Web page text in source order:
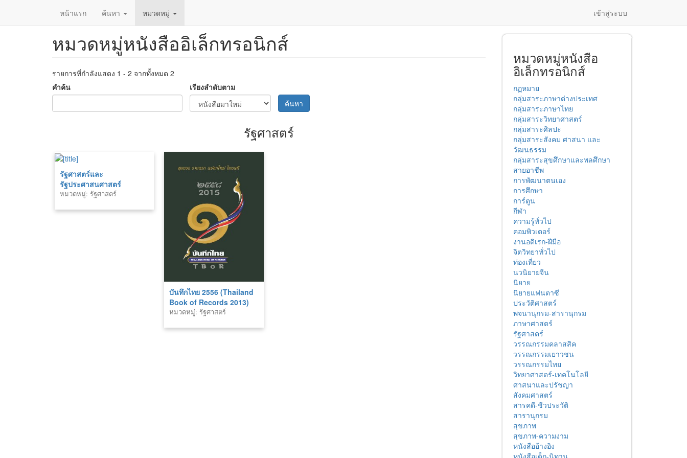
หน้าแรก ค้นหา หมวดหมู่ เข้าสู่ระบบ
หมวดหมู่หนังสืออิเล็กทรอนิกส์
รายการที่กำลังแสดง 1 - 2 จากทั้งหมด 2
คำค้น
เรียงลำดับตาม
ค้นหา
รัฐศาสตร์
รัฐศาสตร์และ
รัฐประศาสนศาสตร์
หมวดหมู่: รัฐศาสตร์
บันทึกไทย 2556 (Thailand
Book of Records 2013)
หมวดหมู่: รัฐศาสตร์
หมวดหมู่หนังสือ
อิเล็กทรอนิกส์
กฏหมาย
กลุ่มสาระภาษาต่างประเทศ
กลุ่มสาระภาษาไทย
กลุ่มสาระวิทยาศาสตร์
กลุ่มสาระศิลปะ
กลุ่มสาระสังคม ศาสนา และ
วัฒนธรรม
กลุ่มสาระสุขศึกษาและพลศึกษา
สายอาชีพ
การพัฒนาตนเอง
การศึกษา
การ์ตูน
กีฬา
ความรู้ทั่วไป
คอมพิวเตอร์
งานอดิเรก-ฝีมือ
จิตวิทยาทั่วไป
ท่องเที่ยว
นวนิยายจีน
นิยาย
นิยายแฟนตาซี
ประวัติศาสตร์
พจนานุกรม-สารานุกรม
ภาษาศาสตร์
รัฐศาสตร์
วรรณกรรมคลาสสิค
วรรณกรรมเยาวชน
วรรณกรรมไทย
วิทยาศาสตร์-เทคโนโลยี
ศาสนาและปรัชญา
สังคมศาสตร์
สารคดี-ชีวประวัติ
สารานุกรม
สุขภาพ
สุขภาพ-ความงาม
หนังสืออ้างอิง
หนังสือเด็ก-นิทาน